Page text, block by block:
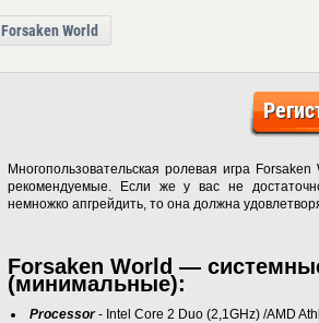
Forsaken World
Многопользовательская ролевая игра
рекомендуемые. Если же у вас не
немножко апгрейдить, то она должна
Forsaken World —
(минимальные):
Processor- Intel Core 2 Duo (2,1GHz) /AMD